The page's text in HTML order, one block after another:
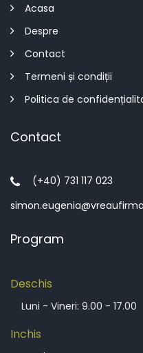
Acasa
Despre
Contact
Termeni și condiții
Politica de
Contact
(+40) 731 117 023
Program
Deschis
Luni - Vineri: 9.00 - 17.00
Inchis